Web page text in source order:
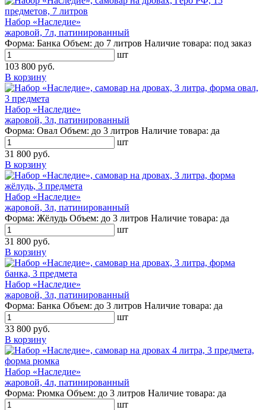
Набор «Наследие»
жаровой, 7л, патинированный
Форма: Банка Объем: до 7 литров Наличие товара: под заказ
шт
103 800 руб.
В корзину
Набор «Наследие»
жаровой, 3л, патинированный
Форма: Овал Объем: до 3 литров Наличие товара: да
шт
31 800 руб.
В корзину
Набор «Наследие»
жаровой, 3л, патинированный
Форма: Жёлудь Объем: до 3 литров Наличие товара: да
шт
31 800 руб.
В корзину
Набор «Наследие»
жаровой, 3л, патинированный
Форма: Банка Объем: до 3 литров Наличие товара: да
шт
33 800 руб.
В корзину
Набор «Наследие»
жаровой, 4л, патинированный
Форма: Рюмка Объем: до 3 литров Наличие товара: да
шт